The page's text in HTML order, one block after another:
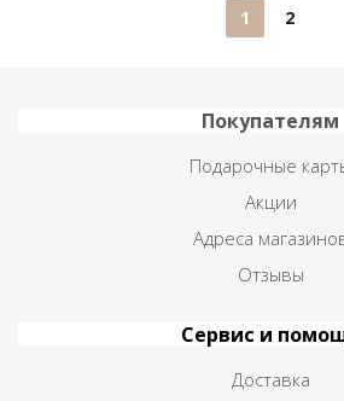
1 2
Покупателям
Подарочные
Акции
Адреса
Отзывы
Сервис и
Доставка